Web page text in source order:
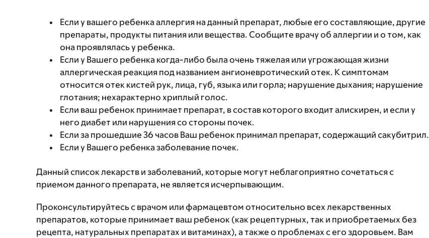
Если у вашего ребенка аллергия на данный препарат, любые его составляющие, другие
препараты, продукты питания или вещества. Сообщите врачу об аллергии и о том, как
она проявлялась у ребенка.
Если у Вашего ребенка когда-либо была очень тяжелая или угрожающая жизни
аллергическая реакция под названием ангионевротический отек. К симптомам
относится отек кистей рук, лица, губ, языка или горла; нарушение дыхания; нарушение
глотания; нехарактерно хриплый голос.
Если ваш ребенок принимает препарат, в состав которого входит алискирен, и если у
него диабет или нарушения со стороны почек.
Если за прошедшие 36 часов Ваш ребенок принимал препарат, содержащий сакубитрил.
Если у Вашего ребенка заболевание почек.
Данный список лекарств и заболеваний, которые могут неблагоприятно сочетаться с
приемом данного препарата, не является исчерпывающим.
Проконсультируйтесь с врачом или фармацевтом относительно всех лекарственных
препаратов, которые принимает ваш ребенок (как рецептурных, так и приобретаемых без
рецепта, натуральных препаратах и витаминах), а также о проблемах с его здоровьем. Вам